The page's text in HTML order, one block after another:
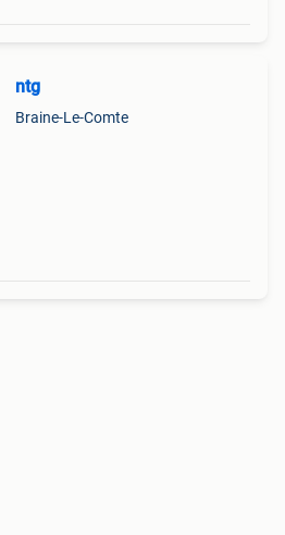
ntg
Braine-Le-Comte